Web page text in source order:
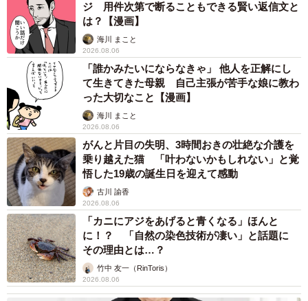
ジ 用件次第で断ることもできる賢い返信文と
は？【漫画】
海川 まこと
2026.08.06
「誰かみたいにならなきゃ」 他人を正解にし
て生きてきた母親 自己主張が苦手な娘に教わ
った大切なこと【漫画】
海川 まこと
2026.08.06
がんと片目の失明、3時間おきの壮絶な介護を
乗り越えた猫 「叶わないかもしれない」と覚
悟した19歳の誕生日を迎えて感動
古川 諭香
2026.08.06
「カニにアジをあげると青くなる」ほんと
に！？ 「自然の染色技術が凄い」と話題に
その理由とは…？
竹中 友一（RinToris）
2026.08.06